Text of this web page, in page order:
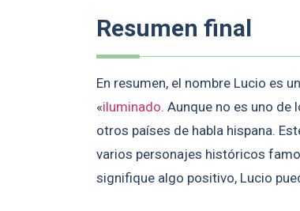
Resumen final
En resumen, el nombre Lucio es
«iluminado. Aunque no es uno de
otros países de habla hispana.
varios personajes históricos
signifique algo positivo, Lucio